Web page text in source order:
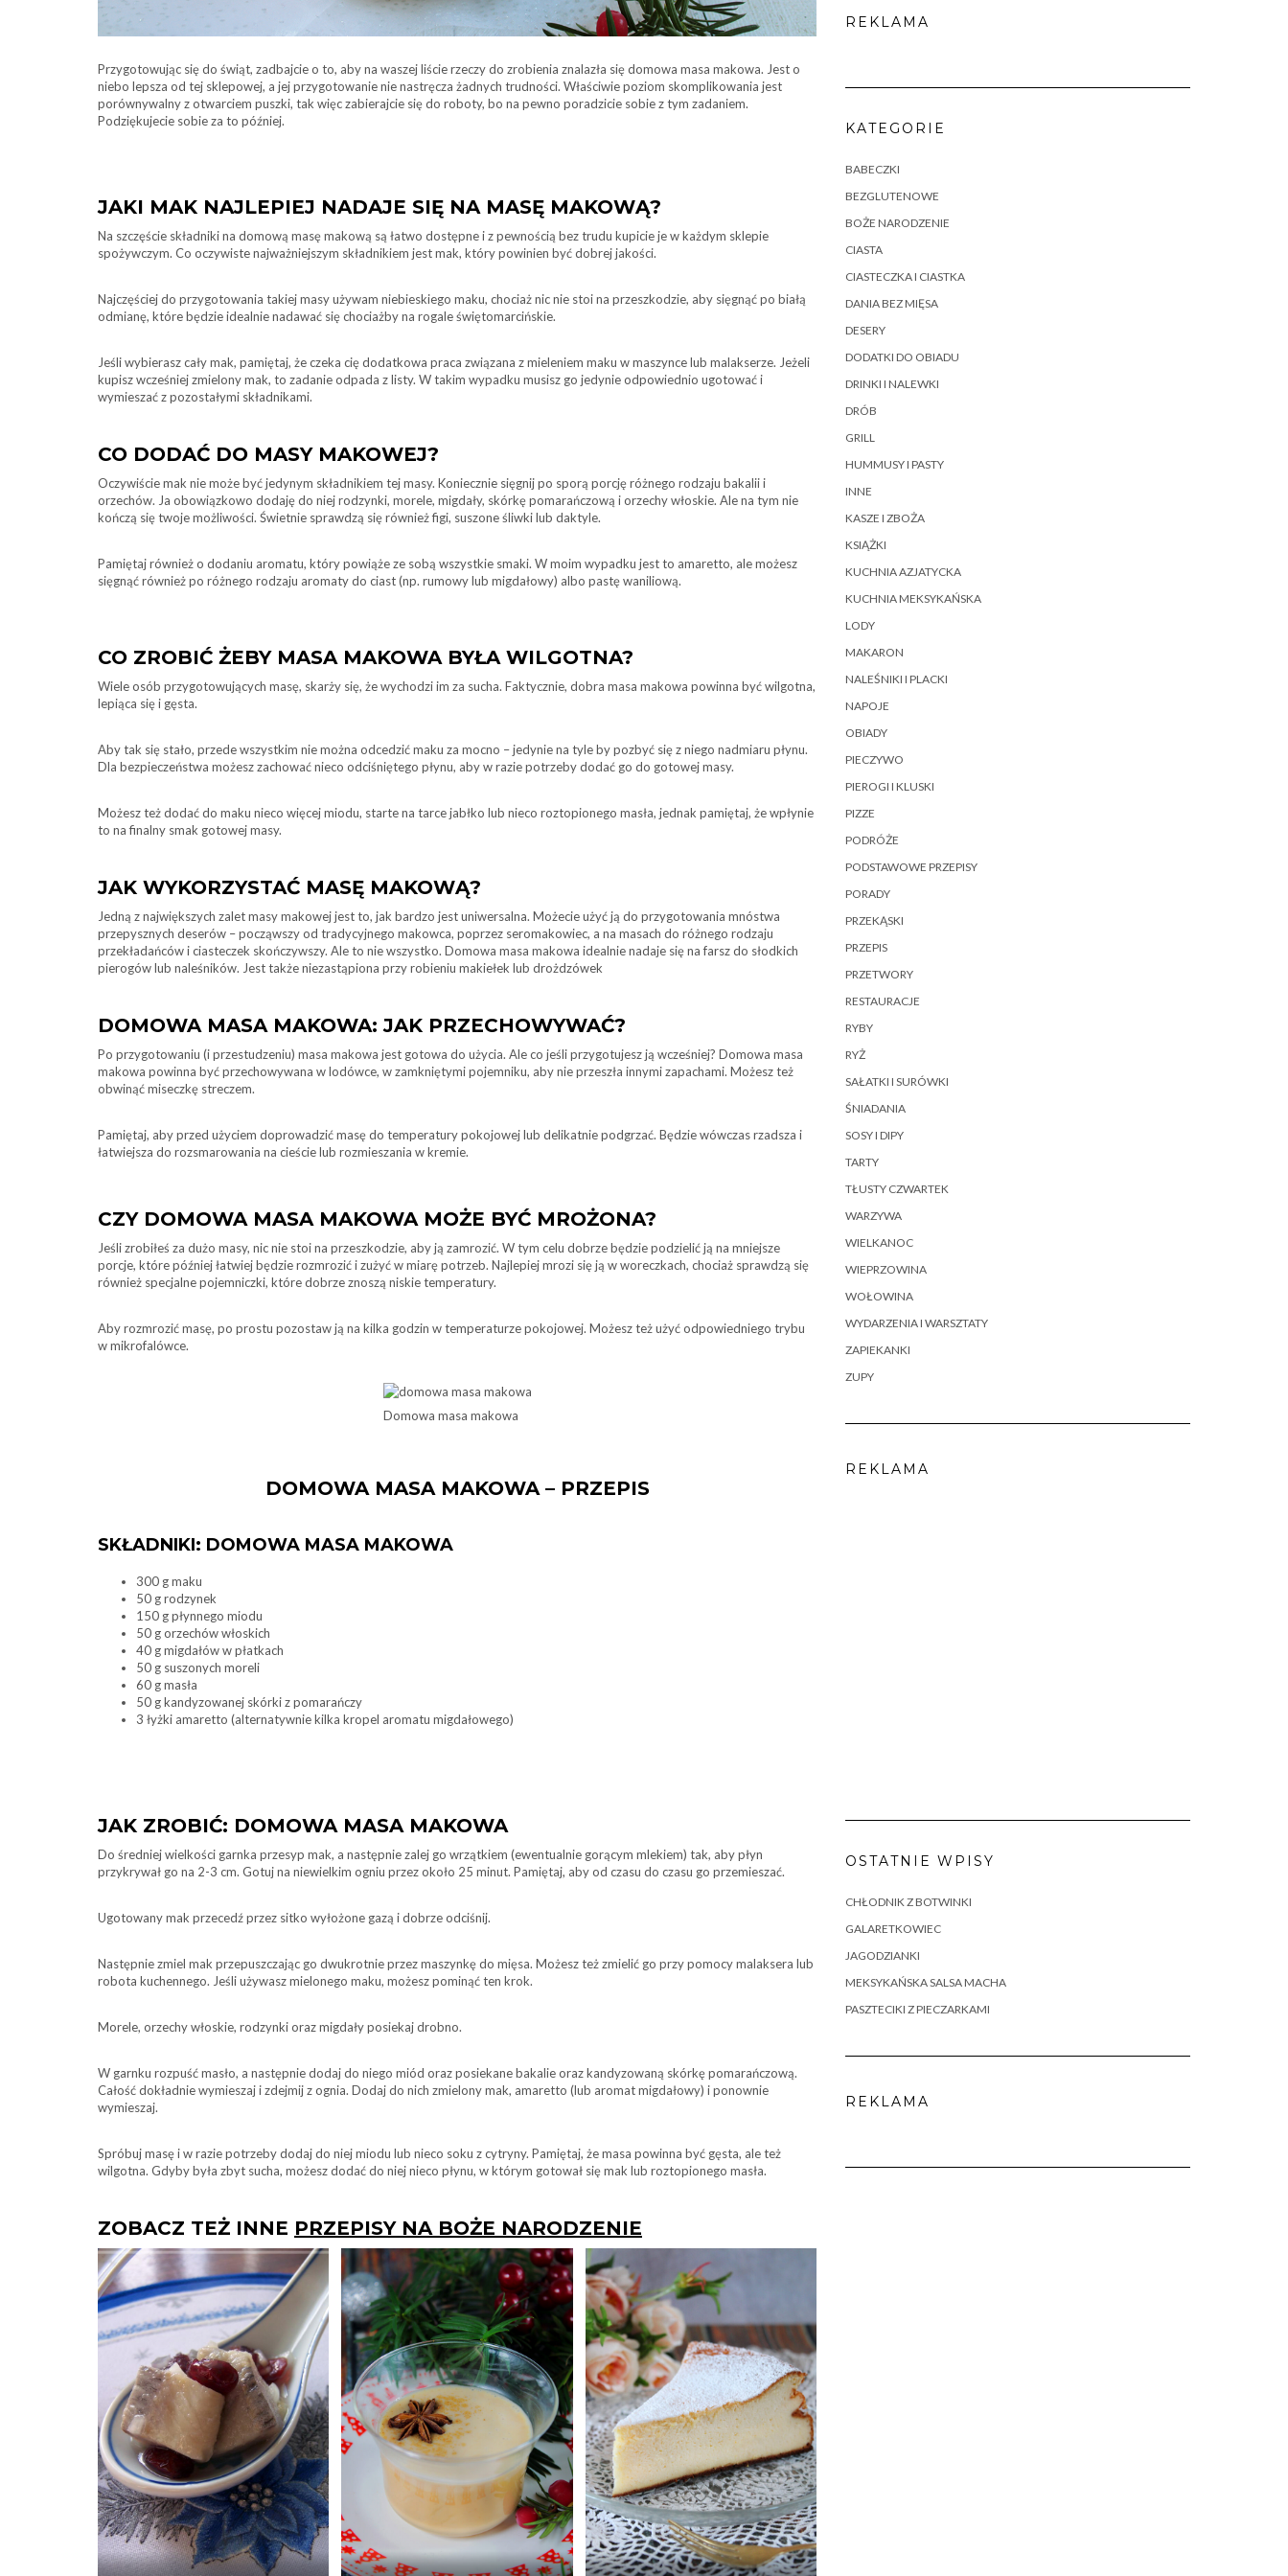
Przygotowując się do świąt, zadbajcie o to, aby na waszej liście rzeczy do zrobienia znalazła się domowa masa makowa. Jest o
niebo lepsza od tej sklepowej, a jej przygotowanie nie nastręcza żadnych trudności. Właściwie poziom skomplikowania jest
porównywalny z otwarciem puszki, tak więc zabierajcie się do roboty, bo na pewno poradzicie sobie z tym zadaniem.
Podziękujecie sobie za to później.
JAKI MAK NAJLEPIEJ NADAJE SIĘ NA MASĘ MAKOWĄ?
Na szczęście składniki na domową masę makową są łatwo dostępne i z pewnością bez trudu kupicie je w każdym sklepie
spożywczym. Co oczywiste najważniejszym składnikiem jest mak, który powinien być dobrej jakości.
Najczęściej do przygotowania takiej masy używam niebieskiego maku, chociaż nic nie stoi na przeszkodzie, aby sięgnąć po białą
odmianę, które będzie idealnie nadawać się chociażby na rogale świętomarcińskie.
Jeśli wybierasz cały mak, pamiętaj, że czeka cię dodatkowa praca związana z mieleniem maku w maszynce lub malakserze. Jeżeli
kupisz wcześniej zmielony mak, to zadanie odpada z listy. W takim wypadku musisz go jedynie odpowiednio ugotować i
wymieszać z pozostałymi składnikami.
CO DODAĆ DO MASY MAKOWEJ?
Oczywiście mak nie może być jedynym składnikiem tej masy. Koniecznie sięgnij po sporą porcję różnego rodzaju bakalii i
orzechów. Ja obowiązkowo dodaję do niej rodzynki, morele, migdały, skórkę pomarańczową i orzechy włoskie. Ale na tym nie
kończą się twoje możliwości. Świetnie sprawdzą się również figi, suszone śliwki lub daktyle.
Pamiętaj również o dodaniu aromatu, który powiąże ze sobą wszystkie smaki. W moim wypadku jest to amaretto, ale możesz
sięgnąć również po różnego rodzaju aromaty do ciast (np. rumowy lub migdałowy) albo pastę waniliową.
CO ZROBIĆ ŻEBY MASA MAKOWA BYŁA WILGOTNA?
Wiele osób przygotowujących masę, skarży się, że wychodzi im za sucha. Faktycznie, dobra masa makowa powinna być wilgotna,
lepiąca się i gęsta.
Aby tak się stało, przede wszystkim nie można odcedzić maku za mocno – jedynie na tyle by pozbyć się z niego nadmiaru płynu.
Dla bezpieczeństwa możesz zachować nieco odciśniętego płynu, aby w razie potrzeby dodać go do gotowej masy.
Możesz też dodać do maku nieco więcej miodu, starte na tarce jabłko lub nieco roztopionego masła, jednak pamiętaj, że wpłynie
to na finalny smak gotowej masy.
JAK WYKORZYSTAĆ MASĘ MAKOWĄ?
Jedną z największych zalet masy makowej jest to, jak bardzo jest uniwersalna. Możecie użyć ją do przygotowania mnóstwa
przepysznych deserów – począwszy od tradycyjnego makowca, poprzez seromakowiec, a na masach do różnego rodzaju
przekładańców i ciasteczek skończywszy. Ale to nie wszystko. Domowa masa makowa idealnie nadaje się na farsz do słodkich
pierogów lub naleśników. Jest także niezastąpiona przy robieniu makiełek lub drożdzówek
DOMOWA MASA MAKOWA: JAK PRZECHOWYWAĆ?
Po przygotowaniu (i przestudzeniu) masa makowa jest gotowa do użycia. Ale co jeśli przygotujesz ją wcześniej? Domowa masa
makowa powinna być przechowywana w lodówce, w zamkniętymi pojemniku, aby nie przeszła innymi zapachami. Możesz też
obwinąć miseczkę streczem.
Pamiętaj, aby przed użyciem doprowadzić masę do temperatury pokojowej lub delikatnie podgrzać. Będzie wówczas rzadsza i
łatwiejsza do rozsmarowania na cieście lub rozmieszania w kremie.
CZY DOMOWA MASA MAKOWA MOŻE BYĆ MROŻONA?
Jeśli zrobiłeś za dużo masy, nic nie stoi na przeszkodzie, aby ją zamrozić. W tym celu dobrze będzie podzielić ją na mniejsze
porcje, które później łatwiej będzie rozmrozić i zużyć w miarę potrzeb. Najlepiej mrozi się ją w woreczkach, chociaż sprawdzą się
również specjalne pojemniczki, które dobrze znoszą niskie temperatury.
Aby rozmrozić masę, po prostu pozostaw ją na kilka godzin w temperaturze pokojowej. Możesz też użyć odpowiedniego trybu
w mikrofalówce.
Domowa masa makowa
DOMOWA MASA MAKOWA – PRZEPIS
SKŁADNIKI: DOMOWA MASA MAKOWA
300 g maku
50 g rodzynek
150 g płynnego miodu
50 g orzechów włoskich
40 g migdałów w płatkach
50 g suszonych moreli
60 g masła
50 g kandyzowanej skórki z pomarańczy
3 łyżki amaretto (alternatywnie kilka kropel aromatu migdałowego)
JAK ZROBIĆ: DOMOWA MASA MAKOWA
Do średniej wielkości garnka przesyp mak, a następnie zalej go wrzątkiem (ewentualnie gorącym mlekiem) tak, aby płyn
przykrywał go na 2-3 cm. Gotuj na niewielkim ogniu przez około 25 minut. Pamiętaj, aby od czasu do czasu go przemieszać.
Ugotowany mak przecedź przez sitko wyłożone gazą i dobrze odciśnij.
Następnie zmiel mak przepuszczając go dwukrotnie przez maszynkę do mięsa. Możesz też zmielić go przy pomocy malaksera lub
robota kuchennego. Jeśli używasz mielonego maku, możesz pominąć ten krok.
Morele, orzechy włoskie, rodzynki oraz migdały posiekaj drobno.
W garnku rozpuść masło, a następnie dodaj do niego miód oraz posiekane bakalie oraz kandyzowaną skórkę pomarańczową.
Całość dokładnie wymieszaj i zdejmij z ognia. Dodaj do nich zmielony mak, amaretto (lub aromat migdałowy) i ponownie
wymieszaj.
Spróbuj masę i w razie potrzeby dodaj do niej miodu lub nieco soku z cytryny. Pamiętaj, że masa powinna być gęsta, ale też
wilgotna. Gdyby była zbyt sucha, możesz dodać do niej nieco płynu, w którym gotował się mak lub roztopionego masła.
ZOBACZ TEŻ INNE PRZEPISY NA BOŻE NARODZENIE
REKLAMA
KATEGORIE
BABECZKI
BEZGLUTENOWE
BOŻE NARODZENIE
CIASTA
CIASTECZKA I CIASTKA
DANIA BEZ MIĘSA
DESERY
DODATKI DO OBIADU
DRINKI I NALEWKI
DRÓB
GRILL
HUMMUSY I PASTY
INNE
KASZE I ZBOŻA
KSIĄŻKI
KUCHNIA AZJATYCKA
KUCHNIA MEKSYKAŃSKA
LODY
MAKARON
NALEŚNIKI I PLACKI
NAPOJE
OBIADY
PIECZYWO
PIEROGI I KLUSKI
PIZZE
PODRÓŻE
PODSTAWOWE PRZEPISY
PORADY
PRZEKĄSKI
PRZEPIS
PRZETWORY
RESTAURACJE
RYBY
RYŻ
SAŁATKI I SURÓWKI
ŚNIADANIA
SOSY I DIPY
TARTY
TŁUSTY CZWARTEK
WARZYWA
WIELKANOC
WIEPRZOWINA
WOŁOWINA
WYDARZENIA I WARSZTATY
ZAPIEKANKI
ZUPY
REKLAMA
OSTATNIE WPISY
CHŁODNIK Z BOTWINKI
GALARETKOWIEC
JAGODZIANKI
MEKSYKAŃSKA SALSA MACHA
PASZTECIKI Z PIECZARKAMI
REKLAMA